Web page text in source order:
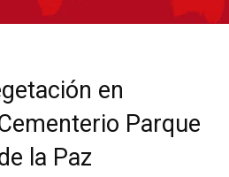
en
Parque
la Paz